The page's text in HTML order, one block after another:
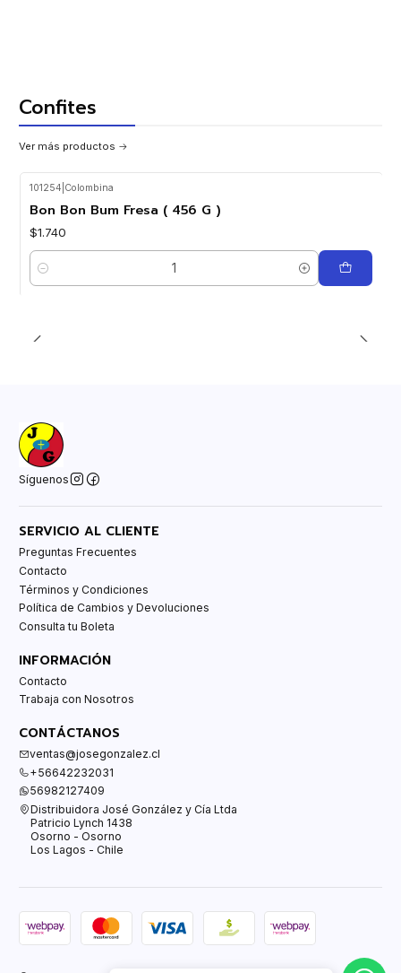
Confites
Ver más productos
101254 Colombina
Bon Bon Bum Fresa ( 456 G )
$1.740
Cantidad
Síguenos
SERVICIO AL CLIENTE
Preguntas Frecuentes
Contacto
Términos y Condiciones
Política de Cambios y Devoluciones
Consulta tu Boleta
INFORMACIÓN
Contacto
Trabaja con Nosotros
CONTÁCTANOS
ventas@josegonzalez.cl
+56642232031
56982127409
Distribuidora José González y Cía Ltda
Patricio Lynch 1438
Osorno - Osorno
Los Lagos - Chile